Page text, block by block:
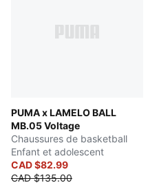
PUMA x LAMELO BALL
MB.05 Voltage
Chaussures de basketball
Enfant et adolescent
CAD $82.99
CAD $135.00